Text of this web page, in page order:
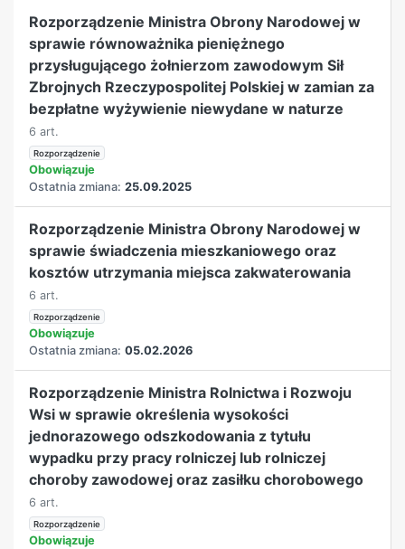
Rozporządzenie Ministra Obrony Narodowej w
sprawie równoważnika pieniężnego
przysługującego żołnierzom zawodowym Sił
Zbrojnych Rzeczypospolitej Polskiej w zamian za
bezpłatne wyżywienie niewydane w naturze
6 art.
Rozporządzenie
Obowiązuje
Ostatnia zmiana: 25.09.2025
Rozporządzenie Ministra Obrony Narodowej w
sprawie świadczenia mieszkaniowego oraz
kosztów utrzymania miejsca zakwaterowania
6 art.
Rozporządzenie
Obowiązuje
Ostatnia zmiana: 05.02.2026
Rozporządzenie Ministra Rolnictwa i Rozwoju
Wsi w sprawie określenia wysokości
jednorazowego odszkodowania z tytułu
wypadku przy pracy rolniczej lub rolniczej
choroby zawodowej oraz zasiłku chorobowego
6 art.
Rozporządzenie
Obowiązuje